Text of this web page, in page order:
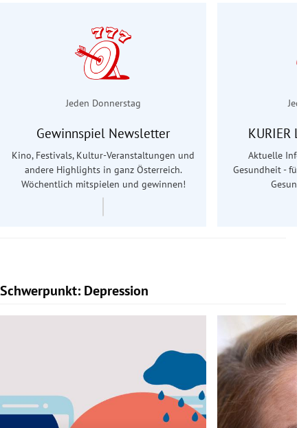
Jeden Donnerstag
Gewinnspiel Newsletter
Kino, Festivals, Kultur-Veranstaltungen und
andere Highlights in ganz Österreich.
Wöchentlich mitspielen und gewinnen!
KURIER
Aktuelle
Gesundheit - für
Schwerpunkt: Depression
Slide 1 von 5